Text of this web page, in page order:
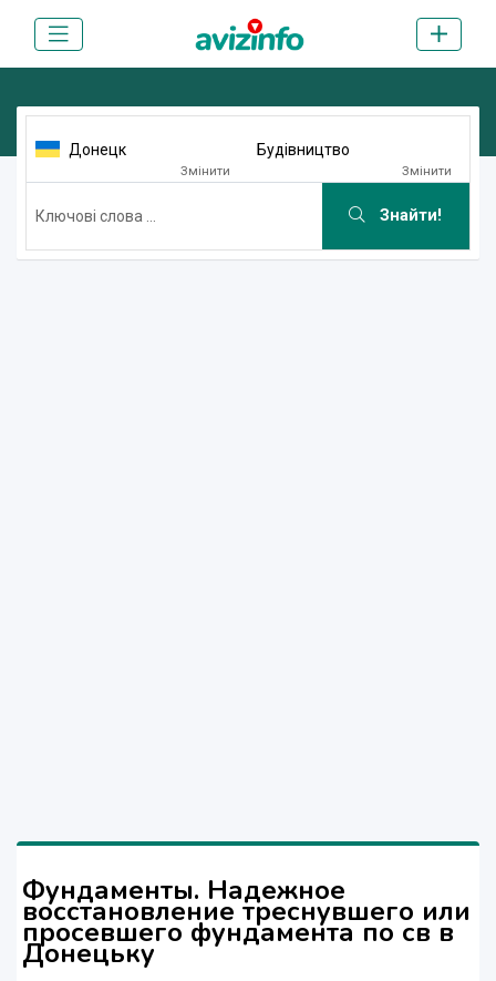
Донецк
Змінити
Будівництво
Змінити
Знайти!
Фундаменты. Надежное
восстановление треснувшего или
просевшего фундамента по св в
Донецьку